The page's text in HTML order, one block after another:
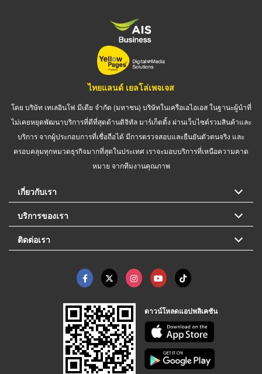
ไทยแลนด์ เยลโล่เพจเจส
โดย บริษัท เทเลอินโฟ มีเดีย จำกัด (มหาชน) บริษัทในเครือเอไอเอส ในฐานะผู้นำที่
ไม่เคยหยุดพัฒนาบริการที่ดีที่สุดด้านดิจิทัล มาร์เก็ตติ้ง ผ่านเว็บไซต์รวมสินค้าและ
บริการ จากผู้ประกอบการที่เชื่อถือได้ มีการตรวจสอบและยืนยันตัวตนจริง และ
ครอบคลุมทุกหมวดธุรกิจมากที่สุดในประเทศ เราจะมอบบริการที่เหนือความคาด
หมาย จากทีมงานคุณภาพ
เกี่ยวกับเรา
บริการของเรา
ติดต่อเรา
ดาวน์โหลดแอปพลิเคชัน